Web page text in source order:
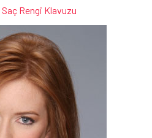
Saç Rengi Klavuzu